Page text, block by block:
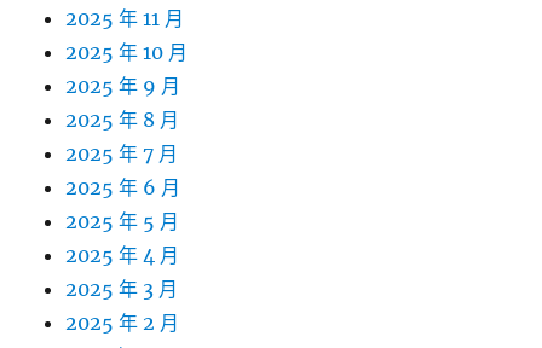
2025 年 11 月
2025 年 10 月
2025 年 9 月
2025 年 8 月
2025 年 7 月
2025 年 6 月
2025 年 5 月
2025 年 4 月
2025 年 3 月
2025 年 2 月